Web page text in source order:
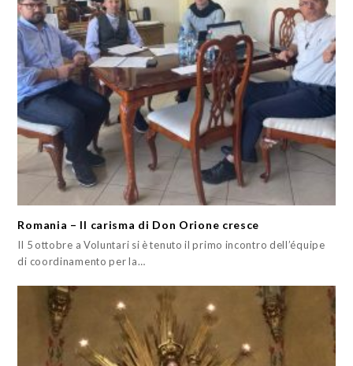
Romania – Il carisma di Don Orione cresce
Il 5 ottobre a Voluntari si è tenuto il primo incontro dell’équipe
di coordinamento per la…